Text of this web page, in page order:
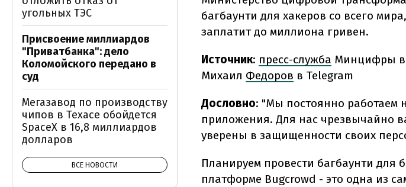
багбаунти для хакеров со всего
заплатит до миллиона гривен.
Источник: пресс-служба Минцифры в
Михаил Федоров в Telegram
Дословно: "Мы постоянно работаем
приложения. Для нас чрезвычайно
уверены в защищенности своих
Планируем провести багбаунти для
платформе Bugcrowd - это одна из
угольных ТЭС
Присвоение миллиардов
"Приватбанка": дело
Коломойского передано в
суд
Мегазавод по производству
чипов в Техасе обойдется
SpaceX в 16,8 миллиардов
долларов
ВСЕ НОВОСТИ